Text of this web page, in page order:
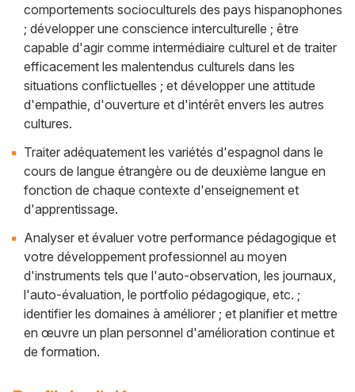
comportements socioculturels des pays hispanophones
; développer une conscience interculturelle ; être
capable d'agir comme intermédiaire culturel et de traiter
efficacement les malentendus culturels dans les
situations conflictuelles ; et développer une attitude
d'empathie, d'ouverture et d'intérêt envers les autres
cultures.
Traiter adéquatement les variétés d'espagnol dans le
cours de langue étrangère ou de deuxième langue en
fonction de chaque contexte d'enseignement et
d'apprentissage.
Analyser et évaluer votre performance pédagogique et
votre développement professionnel au moyen
d'instruments tels que l'auto-observation, les journaux,
l'auto-évaluation, le portfolio pédagogique, etc. ;
identifier les domaines à améliorer ; et planifier et mettre
en œuvre un plan personnel d'amélioration continue et
de formation.